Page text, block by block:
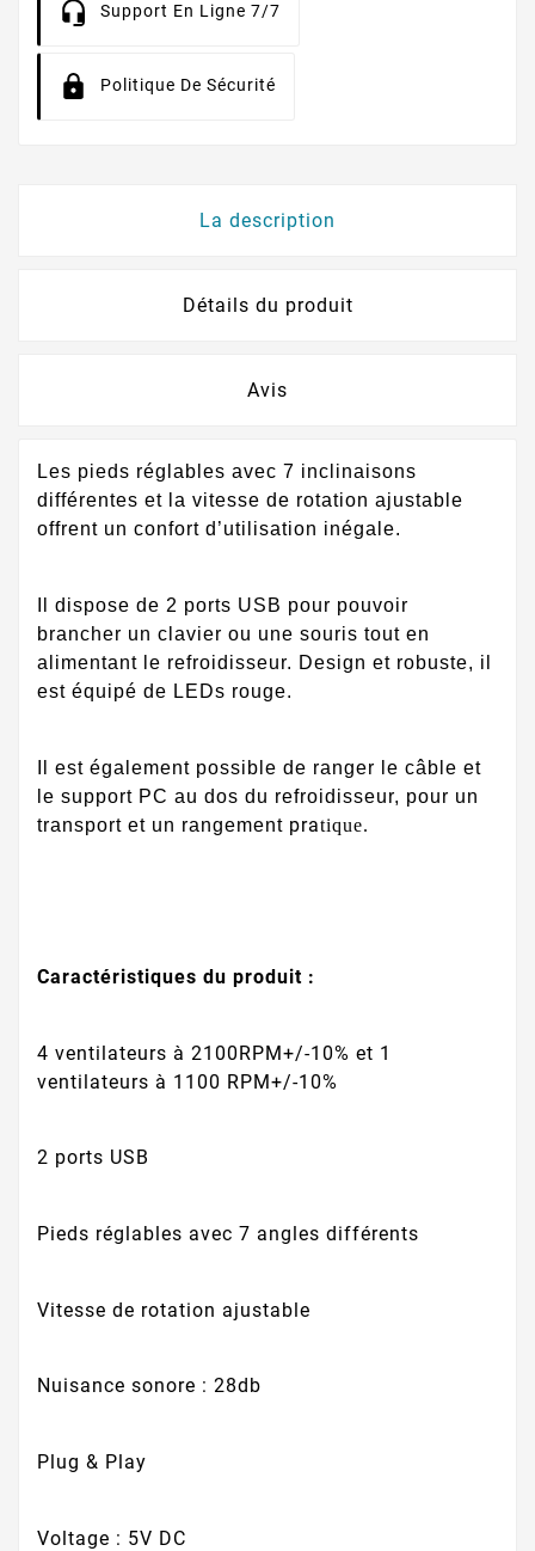
Support En Ligne 7/7
Politique De Sécurité
La description
Détails du produit
Avis
Les pieds réglables avec 7 inclinaisons
différentes et la vitesse de rotation ajustable
offrent un confort d’utilisation inégale.
Il dispose de 2 ports USB pour pouvoir
brancher un clavier ou une souris tout en
alimentant le refroidisseur. Design et robuste, il
est équipé de LEDs rouge.
Il est également possible de ranger le câble et
le support PC au dos du refroidisseur, pour un
transport et un rangement pratique.
Caractéristiques du produit :
4 ventilateurs à 2100RPM+/-10% et 1
ventilateurs à 1100 RPM+/-10%
2 ports USB
Pieds réglables avec 7 angles différents
Vitesse de rotation ajustable
Nuisance sonore : 28db
Plug & Play
Voltage : 5V DC